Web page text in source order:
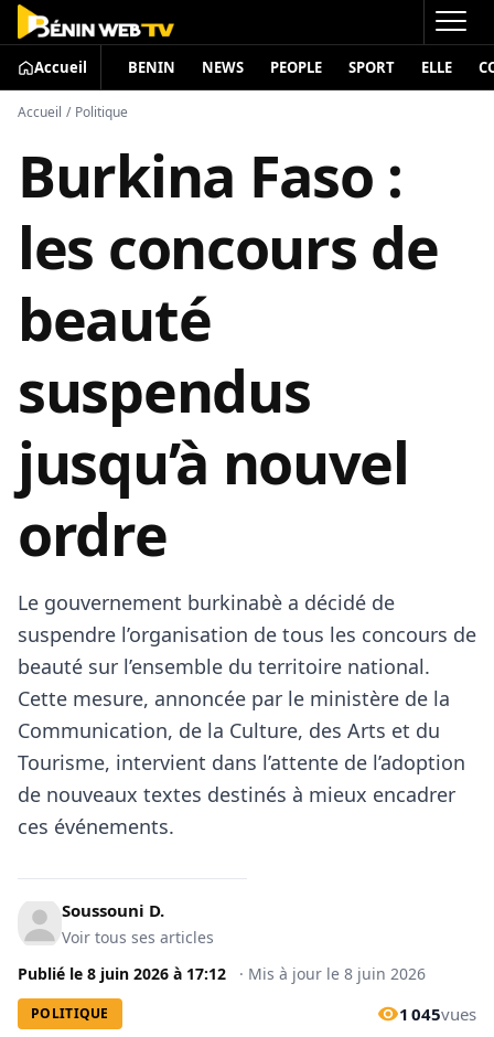
Accueil BENIN NEWS PEOPLE SPORT ELLE
Accueil / Politique
Burkina Faso :
les concours de
beauté
suspendus
jusqu’à nouvel
ordre
Le gouvernement burkinabè a décidé de
suspendre l’organisation de tous les concours de
beauté sur l’ensemble du territoire national.
Cette mesure, annoncée par le ministère de la
Communication, de la Culture, des Arts et du
Tourisme, intervient dans l’attente de l’adoption
de nouveaux textes destinés à mieux encadrer
ces événements.
Soussouni D.
Voir tous ses articles
Publié le 8 juin 2026 à 17:12 · Mis à jour le 8 juin 2026
POLITIQUE 1 045vues